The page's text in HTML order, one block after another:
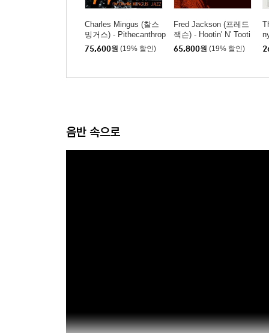
Charles Mingus (찰스
밍거스) - Pithecanthrop
us Erectus [SACD Hyb
rid]
75,600원 (19% 할인)
Fred Jackson (프레드
잭슨) - Hootin' N' Tooti
n' [LP]
65,800원 (19% 할인)
음반 속으로